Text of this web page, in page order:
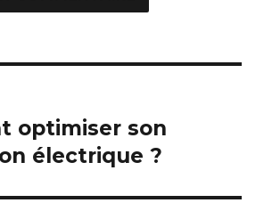
optimiser son
électrique ?